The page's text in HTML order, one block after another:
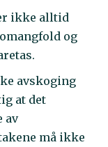
ikke alltid
og
avskoging
at det
av
må ikke